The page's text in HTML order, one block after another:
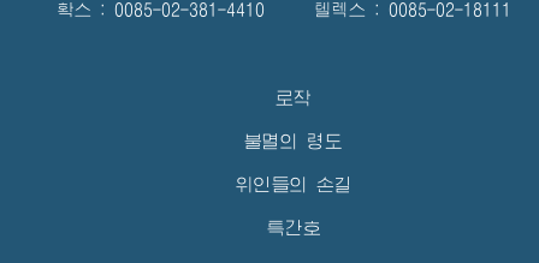
확스 : 0085-02-381-4410 텔렉스 : 0085-02-18111
로작
불멸의 령도
위인들의 손길
특간호